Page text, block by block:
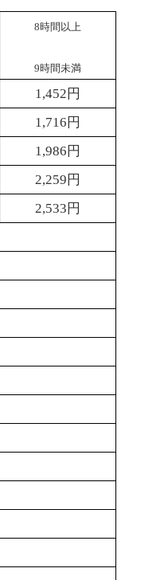
8時間以上
9時間未満
1,452 円
1,716 円
1,986 円
2,259 円
2,533 円